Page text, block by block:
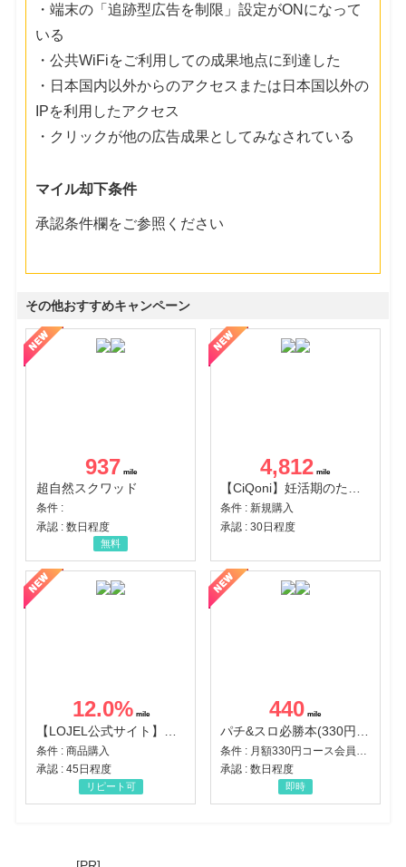
・端末の「追跡型広告を制限」設定がONになって
いる
・公共WiFiをご利用しての成果地点に到達した
・日本国内以外からのアクセスまたは日本国以外の
IPを利用したアクセス
・クリックが他の広告成果としてみなされている
マイル却下条件
承認条件欄をご参照ください
その他おすすめキャンペーン
937
超自然スクワッド
条件 :
承認 : 数日程度
無料
4,812
【CiQoni】妊活期のための葉酸サプリ
条件 : 新規購入
承認 : 30日程度
12.0%
条件 : 商品購入
承認 : 45日程度
リピート可
440
承認 : 数日程度
即時